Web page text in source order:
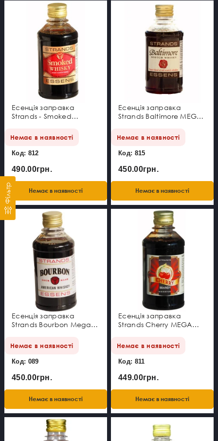
Фільтр
Есенція заправка
Strands - Smoked
Немає в наявності
Код: 812
490.00грн.
Немає в наявності
Есенція заправка
Strands Baltimore MEGA
Немає в наявності
Код: 815
450.00грн.
Немає в наявності
Есенція заправка
Strands Bourbon Mega
Немає в наявності
Код: 089
450.00грн.
Немає в наявності
Есенція заправка
Strands Cherry MEGA
Немає в наявності
Код: 811
449.00грн.
Немає в наявності